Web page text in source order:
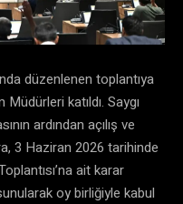
düzenlenen toplantıya
katıldı. Saygı
ardından açılış ve
3 Haziran 2026 tarihinde
ait karar
oy birliğiyle kabul